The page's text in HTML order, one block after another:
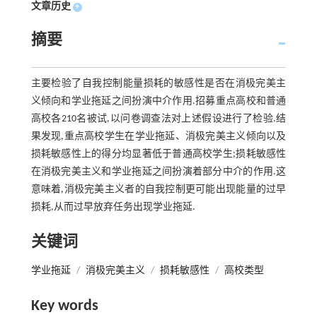
文章历史 +
摘要
主要检验了自我控制能量损耗的敏感性是否在消极完美主
义倾向和学业拖延之间扮演中介作用.招募重点高校和普通
高校各210名被试,以问卷调查法对上述假设进行了检验.结
果发现,重点高校学生在学业拖延、消极完美主义倾向以及
损耗敏感性上的得分均显著低于普通高校学生;损耗敏感性
在消极完美主义和学业拖延之间扮演着部分中介的作用.这
意味着,消极完美主义者的自我控制更可能出现能量的过早
损耗,从而过早放弃任务出现学业拖延.
关键词
学业拖延 / 消极完美主义 / 损耗敏感性 / 高校类型
Key words